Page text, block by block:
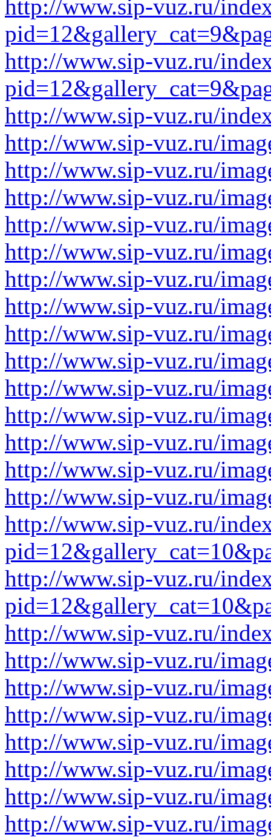
http://www.sip-vuz.ru/
http://www.sip-vuz.ru/
http://www.sip-vuz.ru/
http://www.sip-vuz.ru/
http://www.sip-vuz.ru/
http://www.sip-vuz.ru/
http://www.sip-vuz.ru/
http://www.sip-vuz.ru/
http://www.sip-vuz.ru/
http://www.sip-vuz.ru/
http://www.sip-vuz.ru/
http://www.sip-vuz.ru/
http://www.sip-vuz.ru/
http://www.sip-vuz.ru/
http://www.sip-vuz.ru/
http://www.sip-vuz.ru/
http://www.sip-vuz.ru/
http://www.sip-vuz.ru/
http://www.sip-vuz.ru/
http://www.sip-vuz.ru/
http://www.sip-vuz.ru/
http://www.sip-vuz.ru/
http://www.sip-vuz.ru/
http://www.sip-vuz.ru/
http://www.sip-vuz.ru/
http://www.sip-vuz.ru/
http://www.sip-vuz.ru/